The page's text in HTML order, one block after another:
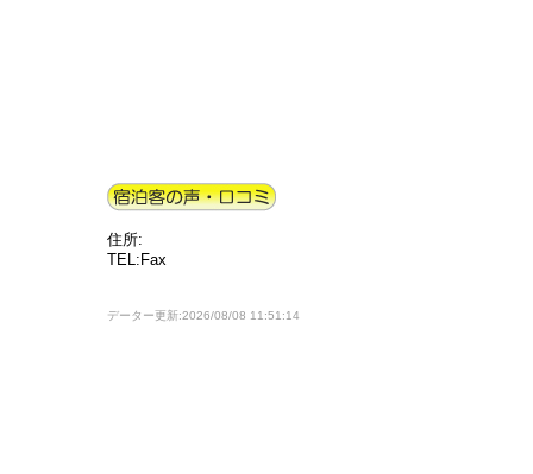
住所:
TEL:Fax
データー更新:2026/08/08 11:51:14